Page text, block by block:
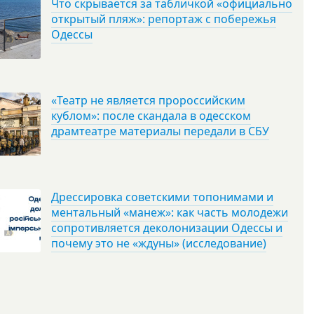
Что скрывается за табличкой «официально
открытый пляж»: репортаж с побережья
Одессы
«Театр не является пророссийским
кублом»: после скандала в одесском
драмтеатре материалы передали в СБУ
Дрессировка советскими топонимами и
ментальный «манеж»: как часть молодежи
сопротивляется деколонизации Одессы и
почему это не «ждуны» (исследование)